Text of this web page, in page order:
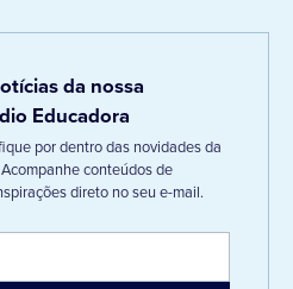
da nossa
Educadora
por dentro das novidades da
conteúdos de
direto no seu e-mail.